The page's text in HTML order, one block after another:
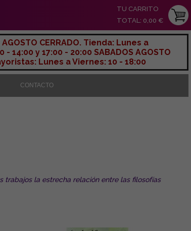
TU CARRITO
TOTAL: 0,00 €
AGOSTO CERRADO. Tienda: Lunes a
- 14:00 y 17:00 - 20:00 SABADOS AGOSTO
Lunes a Viernes: 10 - 18:00
CONTACTO
trabajos la estrecha relación entre las filosofías